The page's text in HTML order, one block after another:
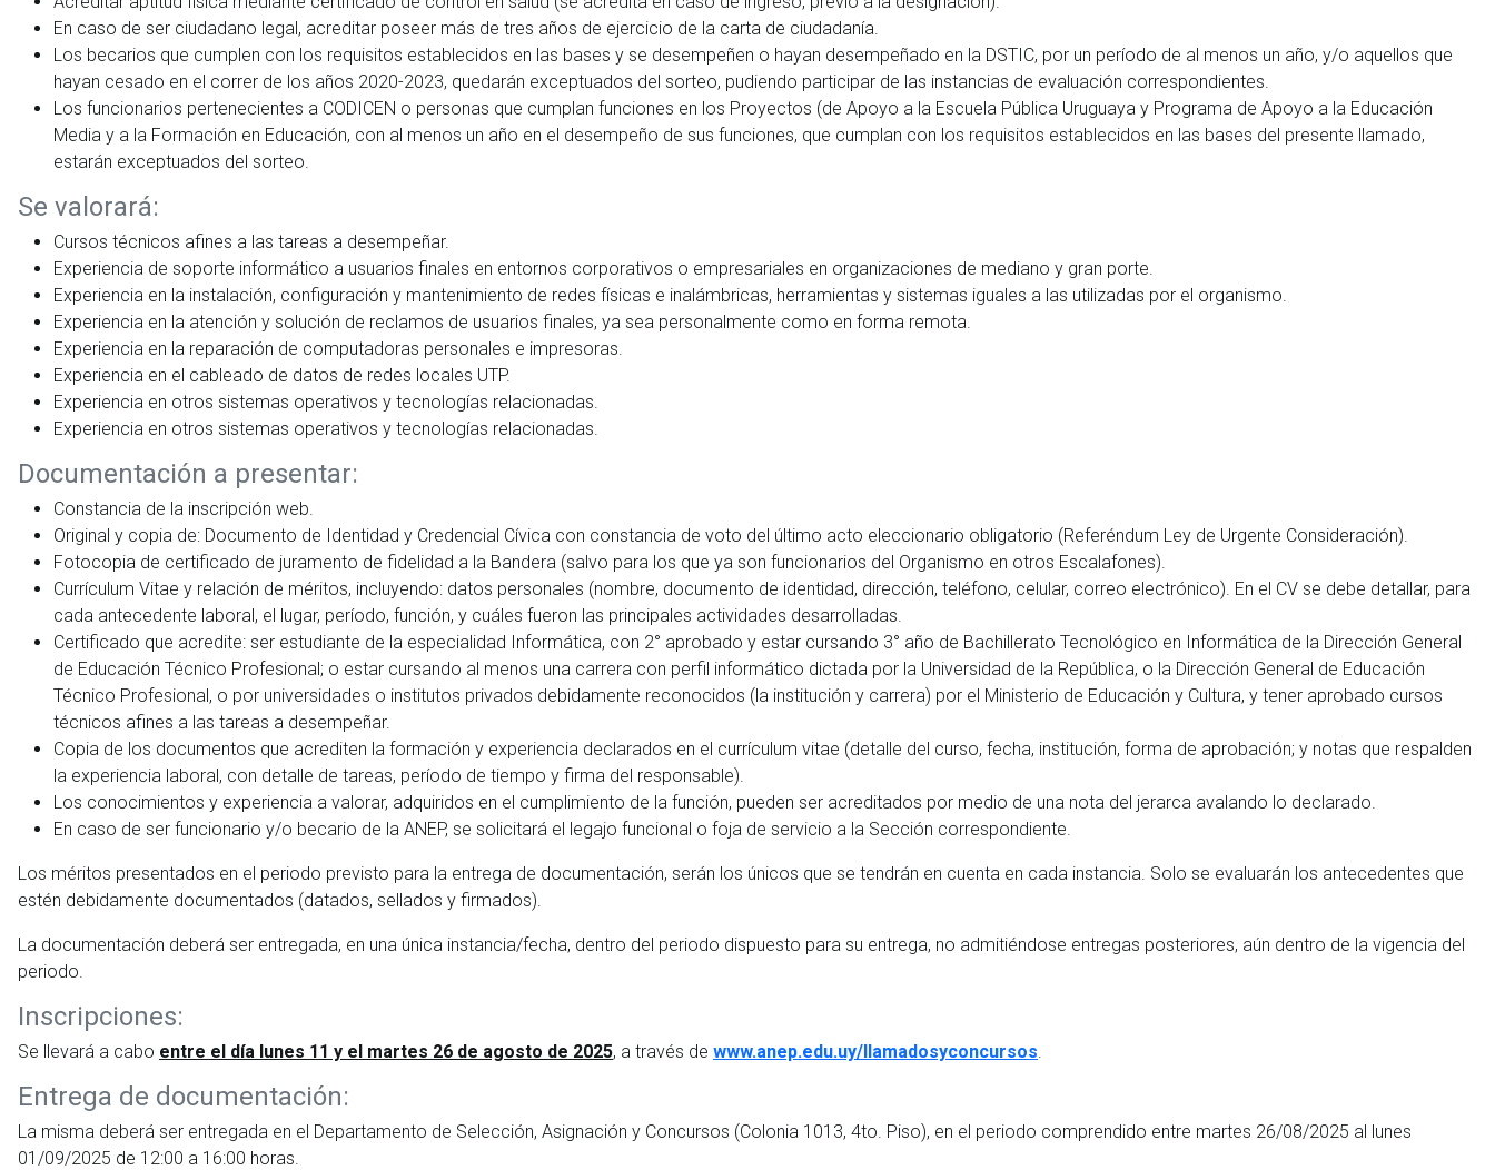
En caso de ser ciudadano legal, acreditar poseer más de tres años de ejercicio de la carta de ciudadanía.
Los becarios que cumplen con los requisitos establecidos en las bases y se desempeñen o hayan desempeñado en la DSTIC, por un período de al menos un año, y/o aquellos que
hayan cesado en el correr de los años 2020-2023, quedarán exceptuados del sorteo, pudiendo participar de las instancias de evaluación correspondientes.
Los funcionarios pertenecientes a CODICEN o personas que cumplan funciones en los Proyectos (de Apoyo a la Escuela Pública Uruguaya y Programa de Apoyo a la Educación
Media y a la Formación en Educación, con al menos un año en el desempeño de sus funciones, que cumplan con los requisitos establecidos en las bases del presente llamado,
estarán exceptuados del sorteo.
Se valorará:
Cursos técnicos afines a las tareas a desempeñar.
Experiencia de soporte informático a usuarios finales en entornos corporativos o empresariales en organizaciones de mediano y gran porte.
Experiencia en la instalación, configuración y mantenimiento de redes físicas e inalámbricas, herramientas y sistemas iguales a las utilizadas por el organismo.
Experiencia en la atención y solución de reclamos de usuarios finales, ya sea personalmente como en forma remota.
Experiencia en la reparación de computadoras personales e impresoras.
Experiencia en el cableado de datos de redes locales UTP.
Experiencia en otros sistemas operativos y tecnologías relacionadas.
Experiencia en otros sistemas operativos y tecnologías relacionadas.
Documentación a presentar:
Constancia de la inscripción web.
Original y copia de: Documento de Identidad y Credencial Cívica con constancia de voto del último acto eleccionario obligatorio (Referéndum Ley de Urgente Consideración).
Fotocopia de certificado de juramento de fidelidad a la Bandera (salvo para los que ya son funcionarios del Organismo en otros Escalafones).
Currículum Vitae y relación de méritos, incluyendo: datos personales (nombre, documento de identidad, dirección, teléfono, celular, correo electrónico). En el CV se debe detallar, para
cada antecedente laboral, el lugar, período, función, y cuáles fueron las principales actividades desarrolladas.
Certificado que acredite: ser estudiante de la especialidad Informática, con 2° aprobado y estar cursando 3° año de Bachillerato Tecnológico en Informática de la Dirección General
de Educación Técnico Profesional; o estar cursando al menos una carrera con perfil informático dictada por la Universidad de la República, o la Dirección General de Educación
Técnico Profesional, o por universidades o institutos privados debidamente reconocidos (la institución y carrera) por el Ministerio de Educación y Cultura, y tener aprobado cursos
técnicos afines a las tareas a desempeñar.
Copia de los documentos que acrediten la formación y experiencia declarados en el currículum vitae (detalle del curso, fecha, institución, forma de aprobación; y notas que respalden
la experiencia laboral, con detalle de tareas, período de tiempo y firma del responsable).
Los conocimientos y experiencia a valorar, adquiridos en el cumplimiento de la función, pueden ser acreditados por medio de una nota del jerarca avalando lo declarado.
En caso de ser funcionario y/o becario de la ANEP, se solicitará el legajo funcional o foja de servicio a la Sección correspondiente.
Los méritos presentados en el periodo previsto para la entrega de documentación, serán los únicos que se tendrán en cuenta en cada instancia. Solo se evaluarán los antecedentes que
estén debidamente documentados (datados, sellados y firmados).
La documentación deberá ser entregada, en una única instancia/fecha, dentro del periodo dispuesto para su entrega, no admitiéndose entregas posteriores, aún dentro de la vigencia del
periodo.
Inscripciones:
Se llevará a cabo entre el día lunes 11 y el martes 26 de agosto de 2025, a través de www.anep.edu.uy/llamadosyconcursos.
Entrega de documentación:
La misma deberá ser entregada en el Departamento de Selección, Asignación y Concursos (Colonia 1013, 4to. Piso), en el periodo comprendido entre martes 26/08/2025 al lunes
01/09/2025 de 12:00 a 16:00 horas.